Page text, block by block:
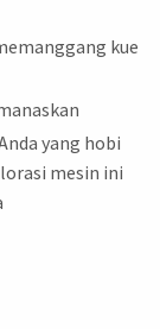
kue
yang hobi
mesin ini